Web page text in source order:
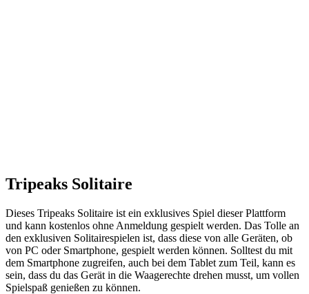
Tripeaks Solitaire
Dieses Tripeaks Solitaire ist ein exklusives Spiel dieser Plattform
und kann kostenlos ohne Anmeldung gespielt werden. Das Tolle an
den exklusiven Solitairespielen ist, dass diese von alle Geräten, ob
von PC oder Smartphone, gespielt werden können. Solltest du mit
dem Smartphone zugreifen, auch bei dem Tablet zum Teil, kann es
sein, dass du das Gerät in die Waagerechte drehen musst, um vollen
Spielspaß genießen zu können.